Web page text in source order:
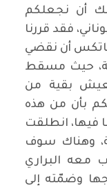
أن نجعلكم
فقد قررنا
أن نقضي
حيث مسقط
بقية من
بأن من هذه
فيها، انطلقت
وهناك سوف
معه البراري
وضمّته إلى